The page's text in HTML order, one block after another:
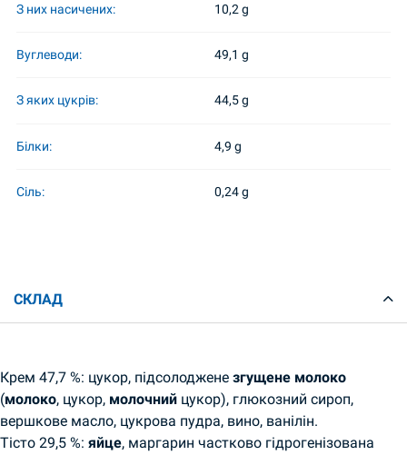
З них насичених: 10,2 g
Вуглеводи: 49,1 g
З яких цукрів: 44,5 g
Білки: 4,9 g
Сіль: 0,24 g
СКЛАД
Крем 47,7 %: цукор, підсолоджене згущене молоко
(молоко, цукор, молочний цукор), глюкозний сироп,
вершкове масло, цукрова пудра, вино, ванілін.
Тісто 29,5 %: яйце, маргарин частково гідрогенізована